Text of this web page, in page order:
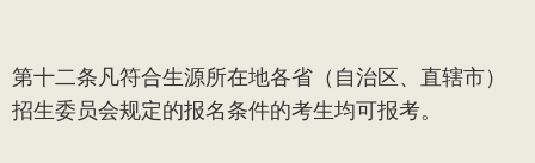
第十二条 凡符合生源所在地各省（自治区、直辖市）
招生委员会规定的报名条件的考生均可报考。